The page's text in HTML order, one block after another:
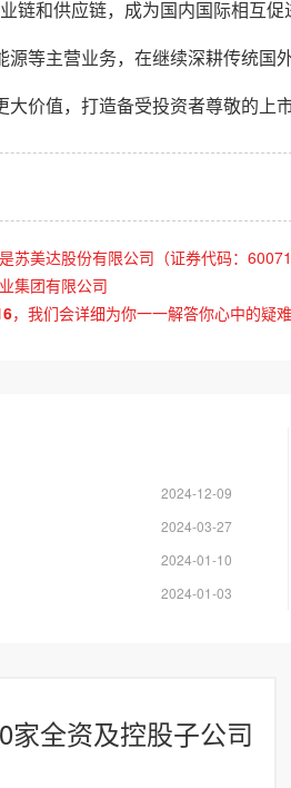
链和供应链，成为国内国际相互
等主营业务，在继续深耕传统国
价值，打造备受投资者尊敬的上市
苏美达股份有限公司（证券代码：
集团有限公司
，我们会详细为你一一解答你心中的疑难
2024-12-09
2024-03-27
2024-01-10
2024-01-03
家全资及控股子公司